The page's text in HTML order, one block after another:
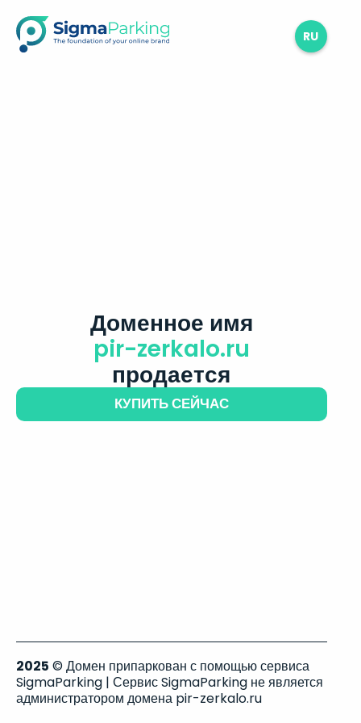
RU
Доменное имя
pir-zerkalo.ru
продается
КУПИТЬ СЕЙЧАС
2025 © Домен припаркован с помощью сервиса
SigmaParking | Сервис SigmaParking не является
администратором домена pir-zerkalo.ru